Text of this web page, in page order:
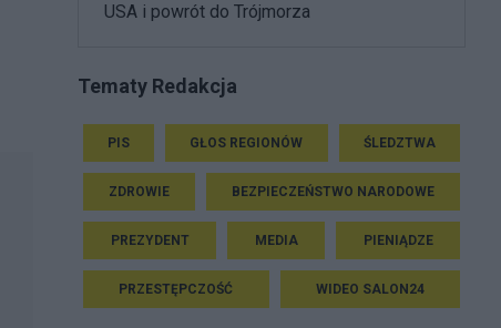
USA i powrót do Trójmorza
Tematy Redakcja
PIS GŁOS REGIONÓW ŚLEDZTWA
ZDROWIE BEZPIECZEŃSTWO NARODOWE
PREZYDENT MEDIA PIENIĄDZE
PRZESTĘPCZOŚĆ WIDEO SALON24